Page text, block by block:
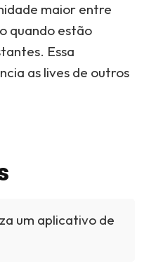
maior entre
quando estão
Essa
as lives de outros
um aplicativo de